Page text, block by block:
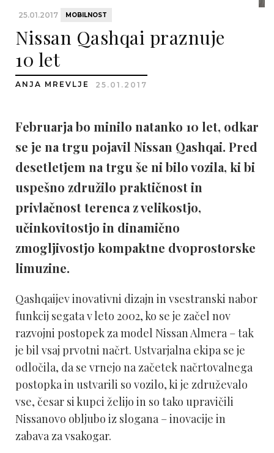
25.01.2017 MOBILNOST
Nissan Qashqai praznuje
10 let
ANJA MREVLJE 25.01.2017
Februarja bo minilo natanko 10 let, odkar
se je na trgu pojavil Nissan Qashqai. Pred
desetletjem na trgu še ni bilo vozila, ki bi
uspešno združilo praktičnost in
privlačnost terenca z velikostjo,
učinkovitostjo in dinamično
zmogljivostjo kompaktne dvoprostorske
limuzine.
Qashqaijev inovativni dizajn in vsestranski nabor
funkcij segata v leto 2002, ko se je začel nov
razvojni postopek za model Nissan Almera – tak
je bil vsaj prvotni načrt. Ustvarjalna ekipa se je
odločila, da se vrnejo na začetek načrtovalnega
postopka in ustvarili so vozilo, ki je združevalo
vse, česar si kupci želijo in so tako upravičili
Nissanovo obljubo iz slogana – inovacije in
zabava za vsakogar.